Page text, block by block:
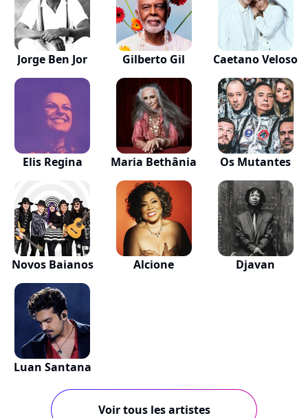
Jorge Ben Jor Gilberto Gil Caetano Veloso
Elis Regina Maria Bethânia Os Mutantes
Novos Baianos Alcione Djavan
Luan Santana
Voir tous les artistes